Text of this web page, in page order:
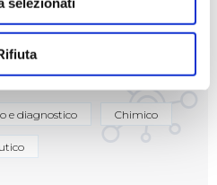
e diagnostico Chimico